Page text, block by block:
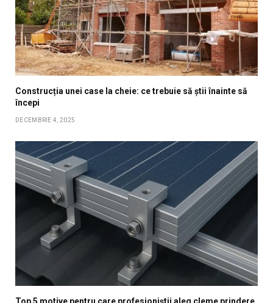
Construcția unei case la cheie: ce trebuie să știi înainte să
începi
DECEMBRIE 4, 2025